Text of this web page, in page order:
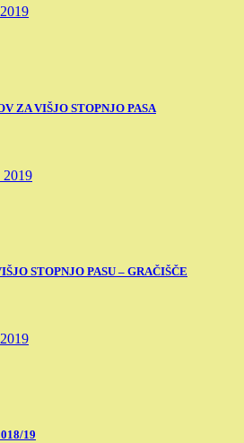
ZA VIŠJO STOPNJO PASA
2019
STOPNJO PASU – GRAČIŠČE
19